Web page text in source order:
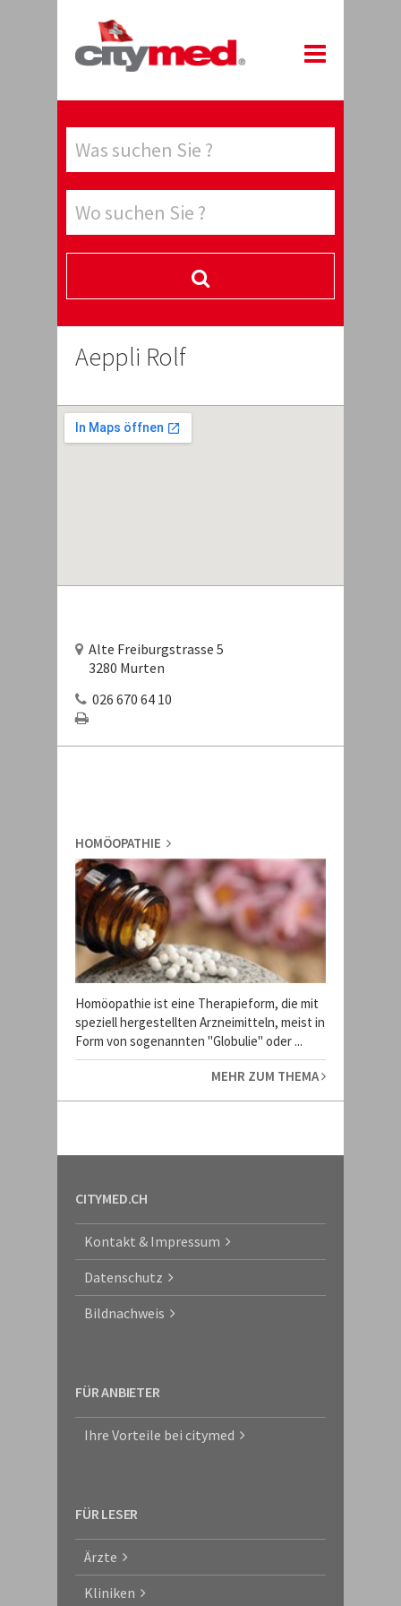
Aeppli Rolf
Alte Freiburgstrasse 5
3280 Murten
026 670 64 10
HOMÖOPATHIE
Homöopathie ist eine Therapieform, die mit
speziell hergestellten Arzneimitteln, meist in
Form von sogenannten "Globulie" oder ...
MEHR ZUM THEMA
CITYMED.CH
Kontakt & Impressum
Datenschutz
Bildnachweis
FÜR ANBIETER
Ihre Vorteile bei citymed
FÜR LESER
Ärzte
Kliniken